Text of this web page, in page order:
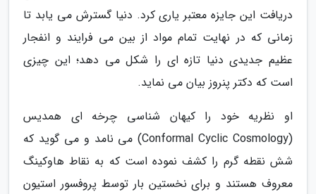
دریافت این جایزه معتبر یاری کرد. دنیا گسترش می یابد تا
زمانی که در نهایت تمام مواد از بین می فرایند و انفجار
عظیم جدیدی دنیا تازه ای را شکل می دهد؛ این چیزی
است که دکتر پنروز بیان می نماید.
او نظریه خود را کیهان شناسی چرخه ای همدیس
(Conformal Cyclic Cosmology) می نامد و می گوید که
شش نقطه گرم را کشف نموده است که به نقاط هاوکینگ
معروف هستند و برای نخستین بار توسط پروفسور استیون